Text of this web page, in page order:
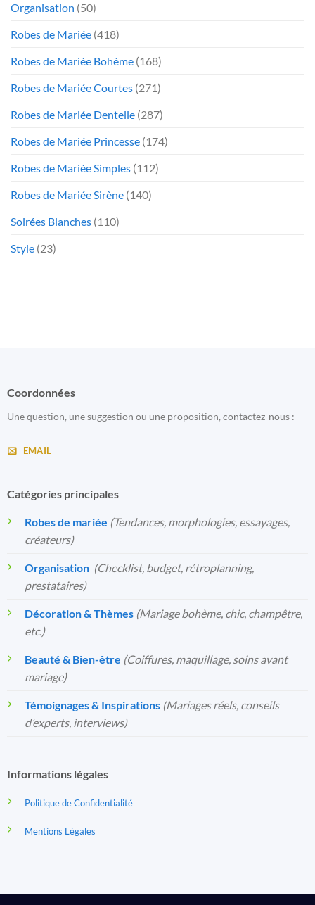
Organisation (50)
Robes de Mariée (418)
Robes de Mariée Bohème (168)
Robes de Mariée Courtes (271)
Robes de Mariée Dentelle (287)
Robes de Mariée Princesse (174)
Robes de Mariée Simples (112)
Robes de Mariée Sirène (140)
Soirées Blanches (110)
Style (23)
Coordonnées
Une question, une suggestion ou une proposition, contactez-nous :
EMAIL
Catégories principales
Robes de mariée (Tendances, morphologies, essayages,
créateurs)
Organisation️ (Checklist, budget, rétroplanning,
prestataires)
Décoration & Thèmes (Mariage bohème, chic, champêtre,
etc.)
Beauté & Bien-être (Coiffures, maquillage, soins avant
mariage)
Témoignages & Inspirations (Mariages réels, conseils
d’experts, interviews)
Informations légales
Politique de Confidentialité
Mentions Légales